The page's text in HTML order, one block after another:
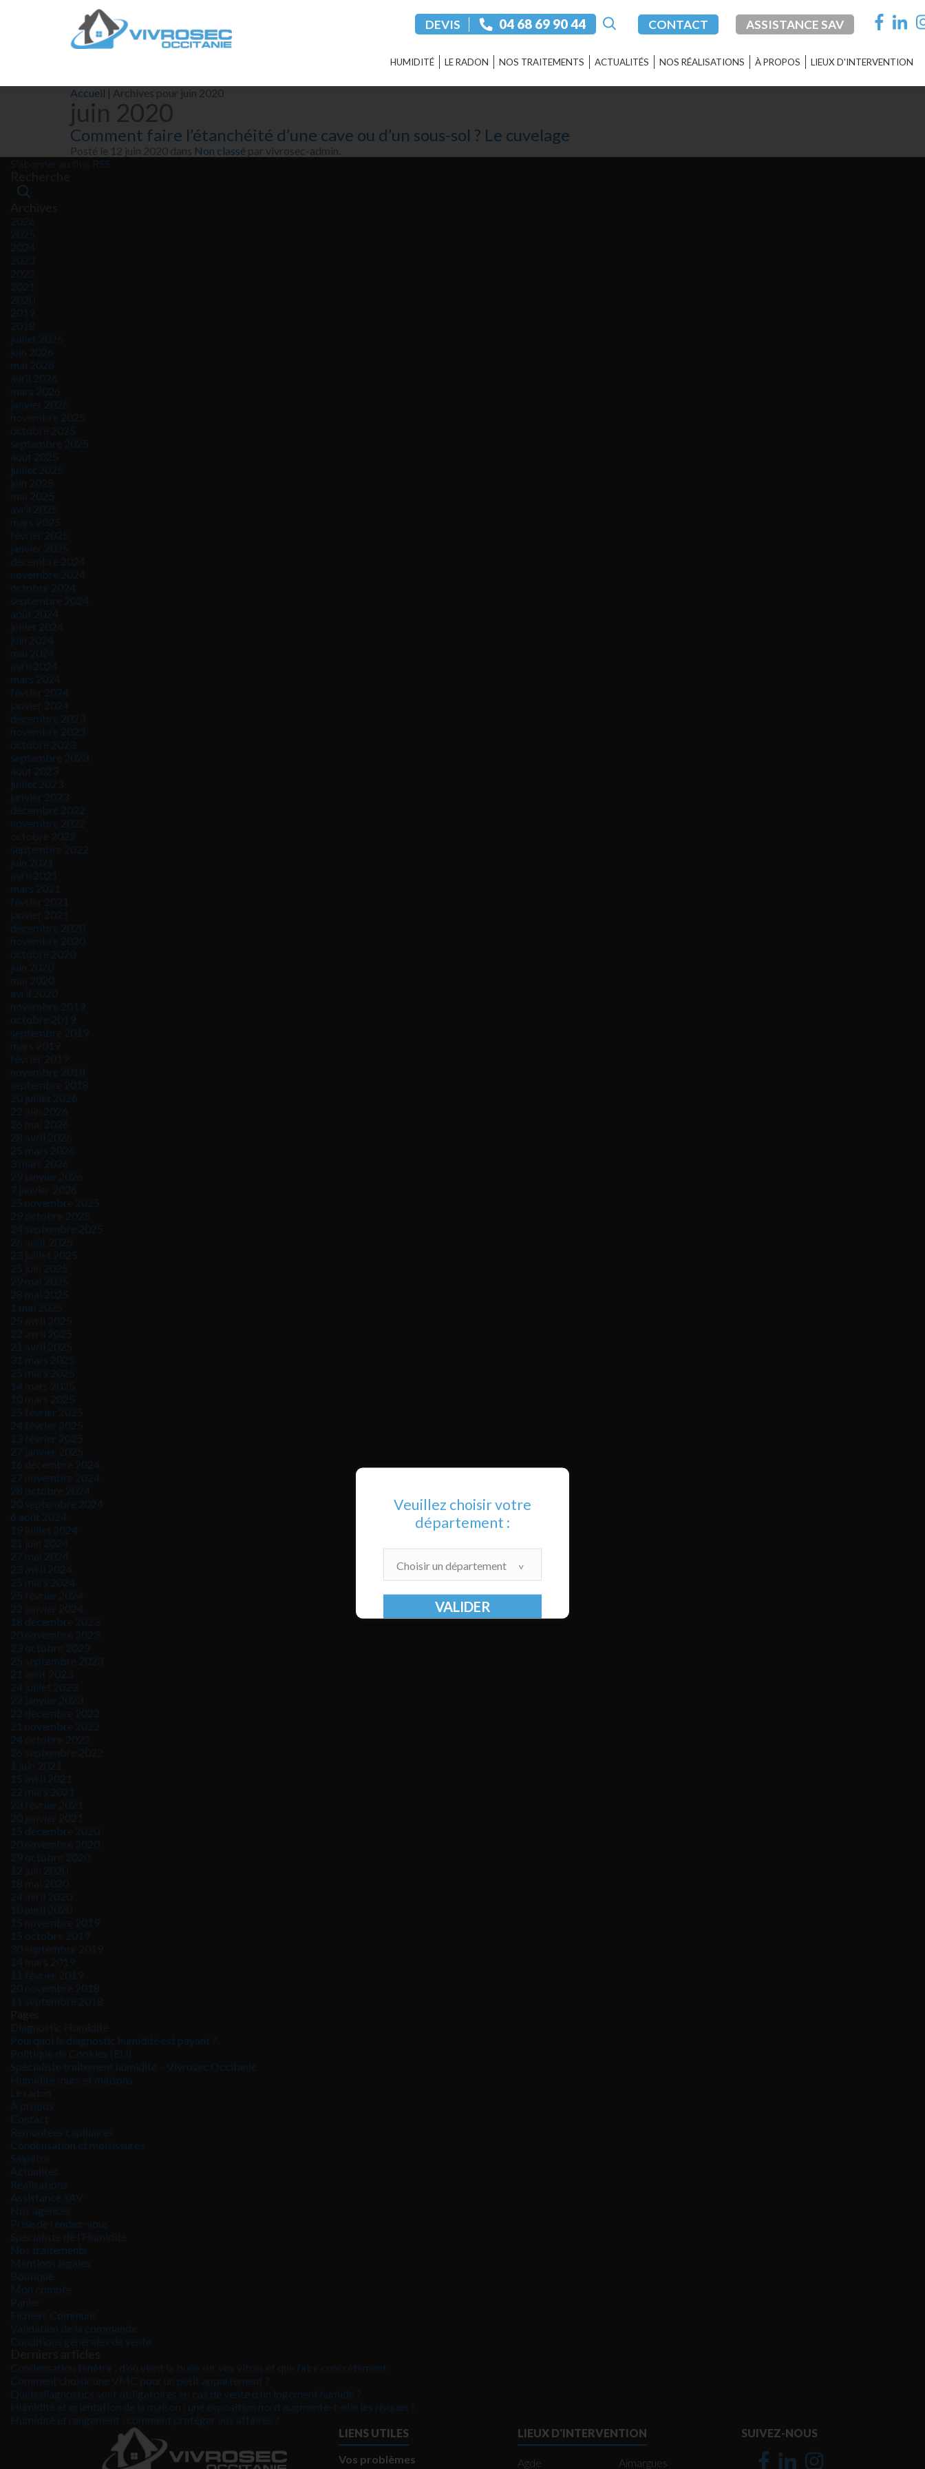
DEVIS ‭04 68 69 90 44‬ CONTACT ASSISTANCE SAV
HUMIDITÉ LE RADON NOS TRAITEMENTS ACTUALITÉS NOS RÉALISATIONS À PROPOS LIEUX D'INTERVENTION
Accueil | Archives pour juin 2020
juin 2020
Comment faire l’étanchéité d’une cave ou d’un sous-sol ? Le cuvelage
Posté le 12 juin 2020 dans Non classé par vivrosec-admin.
S'abonner au flux RSS
2026
2025
2024
2023
2022
2021
2020
2019
2018
juillet 2026
juin 2026
mai 2026
avril 2026
mars 2026
janvier 2026
novembre 2025
octobre 2025
septembre 2025
août 2025
juillet 2025
juin 2025
mai 2025
avril 2025
mars 2025
février 2025
janvier 2025
décembre 2024
novembre 2024
octobre 2024
septembre 2024
août 2024
juillet 2024
juin 2024
mai 2024
avril 2024
mars 2024
février 2024
janvier 2024
décembre 2023
novembre 2023
octobre 2023
septembre 2023
août 2023
juillet 2023
janvier 2023
décembre 2022
novembre 2022
octobre 2022
septembre 2022
juin 2021
avril 2021
mars 2021
février 2021
janvier 2021
décembre 2020
novembre 2020
octobre 2020
juin 2020
mai 2020
avril 2020
novembre 2019
octobre 2019
septembre 2019
mars 2019
février 2019
novembre 2018
septembre 2018
20 juillet 2026
22 juin 2026
26 mai 2026
28 avril 2026
25 mars 2026
3 mars 2026
29 janvier 2026
7 janvier 2026
25 novembre 2025
29 octobre 2025
24 septembre 2025
26 août 2025
23 juillet 2025
25 juin 2025
29 mai 2025
28 mai 2025
1 mai 2025
25 avril 2025
22 avril 2025
21 avril 2025
31 mars 2025
25 mars 2025
14 mars 2025
10 mars 2025
25 février 2025
24 février 2025
13 février 2025
27 janvier 2025
16 décembre 2024
27 novembre 2024
28 octobre 2024
20 septembre 2024
6 août 2024
19 juillet 2024
21 juin 2024
27 mai 2024
23 avril 2024
25 mars 2024
25 février 2024
22 janvier 2024
18 décembre 2023
20 novembre 2023
23 octobre 2023
25 septembre 2023
21 août 2023
24 juillet 2023
22 janvier 2023
22 décembre 2022
21 novembre 2022
24 octobre 2022
26 septembre 2022
1 juin 2021
15 avril 2021
22 mars 2021
23 février 2021
20 janvier 2021
15 décembre 2020
20 novembre 2020
29 octobre 2020
12 juin 2020
18 mai 2020
24 avril 2020
10 avril 2020
15 novembre 2019
15 octobre 2019
30 septembre 2019
14 mars 2019
11 février 2019
20 novembre 2018
11 septembre 2018
Diagnostic Humidité
Pourquoi le diagnostic humidité est payant ?
Politique de Cookies (EU)
Spécialiste traitement humidité – Vivrosec Occitanie
Humidité murs et maisons
Le radon
À propos
Contact
Remontées capillaires
Condensation et moisissures
Salpêtre
Actualités
Réalisations
Assistance SAV
Nos agences
Prise de rendez-vous
Spécialiste de l’Humidité
Nos traitements
Mentions légales
Boutique
Mon compte
Panier
Fichiers Communs
Validation de la commande
Conditions générales de vente
Condensation fenêtre : d’où vient la buée sur vos vitres et que faire concrètement
Comment choisir une VMC pour un petit appartement ?
Quels diagnostics sont obligatoires en cas de vente d’un logement humide ?
Humidité et orientation de la maison : une exposition nord augmente-t-elle les risques ?
Humidité et rangement : comment protéger vos affaires ?
Veuillez choisir votre
département :
Choisir un département
LIENS UTILES
Vos problèmes
LIEUX D'INTERVENTION
Agde Aimargues
SUIVEZ-NOUS